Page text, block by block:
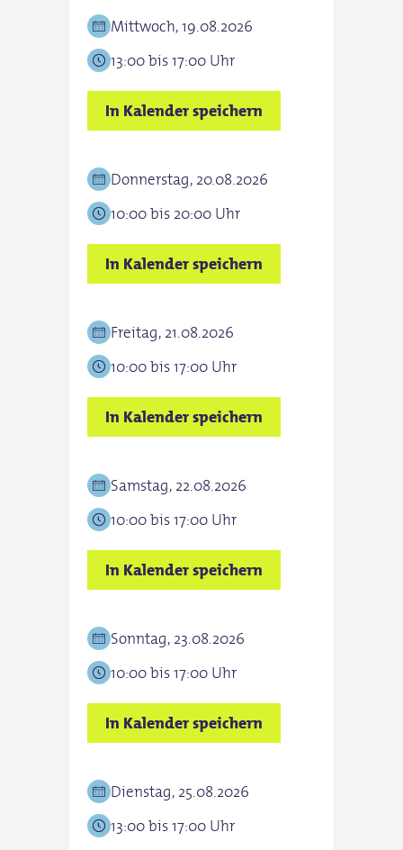
Mittwoch, 19.08.2026
13:00 bis 17:00 Uhr
In Kalender speichern
Donnerstag, 20.08.2026
10:00 bis 20:00 Uhr
In Kalender speichern
Freitag, 21.08.2026
10:00 bis 17:00 Uhr
In Kalender speichern
Samstag, 22.08.2026
10:00 bis 17:00 Uhr
In Kalender speichern
Sonntag, 23.08.2026
10:00 bis 17:00 Uhr
In Kalender speichern
Dienstag, 25.08.2026
13:00 bis 17:00 Uhr